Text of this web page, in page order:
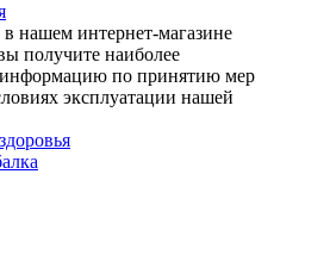
нашем интернет-магазине
получите наиболее
по принятию мер
эксплуатации нашей